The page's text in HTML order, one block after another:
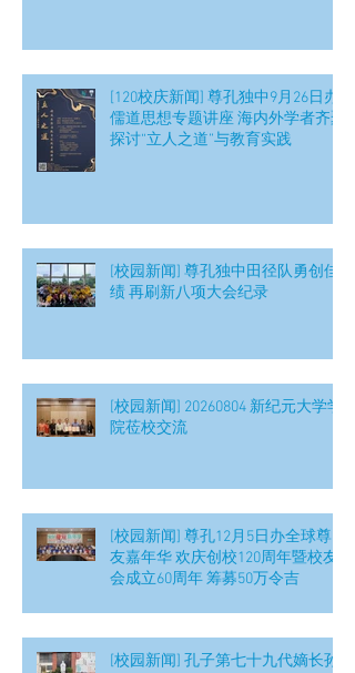
[120校庆新闻] 尊孔独中9月26日办
儒道思想专题讲座 海内外学者齐聚
探讨“立人之道”与教育实践
[校园新闻] 尊孔独中田径队勇创佳
绩 再刷新八项大会纪录
[校园新闻] 20260804 新纪元大学学
院莅校交流
[校园新闻] 尊孔12月5日办全球尊
友嘉年华 欢庆创校120周年暨校友
会成立60周年 筹募50万令吉
[校园新闻] 孔子第七十九代嫡长孙